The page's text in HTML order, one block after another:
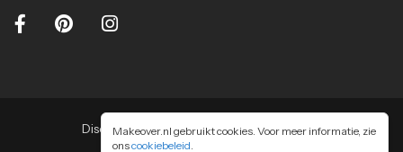
Makeover.nl gebruikt cookies. Voor meer informatie, zie
onscookiebeleid.
Disclaimer | Algemene voorwaarden |
Privacy & cookiebeleid